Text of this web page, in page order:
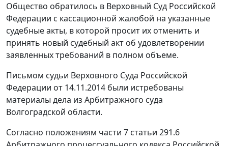
Общество обратилось в Верховный Суд Российской
Федерации с кассационной жалобой на указанные
судебные акты, в которой просит их отменить и
принять новый судебный акт об удовлетворении
заявленных требований в полном объеме.
Письмом судьи Верховного Суда Российской
Федерации от 14.11.2014 были истребованы
материалы дела из Арбитражного суда
Волгоградской области.
Согласно положениям части 7 статьи 291.6